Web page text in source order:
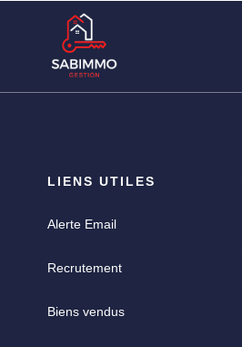
LIENS UTILES
Alerte Email
Recrutement
Biens vendus